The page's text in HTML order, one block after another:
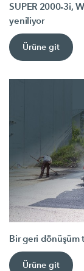
SUPER 2000-3i,
yeniliyor
Ürüne git
Bir geri dönüşüm
Ürüne git